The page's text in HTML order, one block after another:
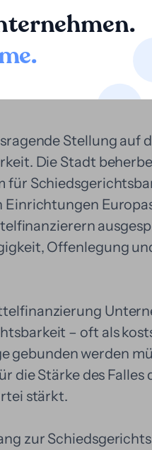
.
als
Stellung auf
Die Stadt
für
Offenlegung
– oft als
gebunden werden
die Stärke des Falles
stärkt.
zur